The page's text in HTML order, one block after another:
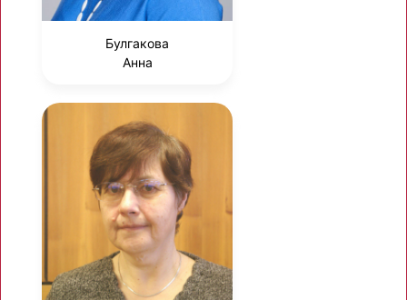
Булгакова
Анна